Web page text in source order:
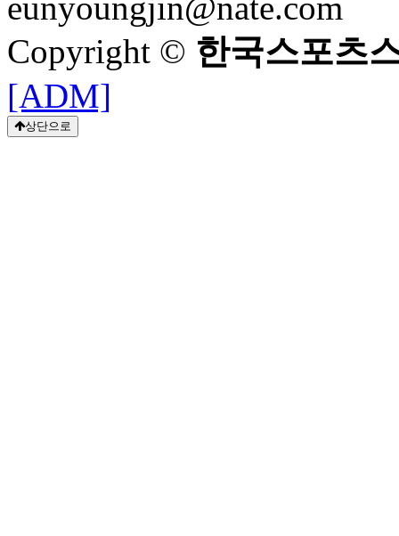
eunyoungjin@nate.com
Copyright © 한국스포츠
[ADM]
상단으로